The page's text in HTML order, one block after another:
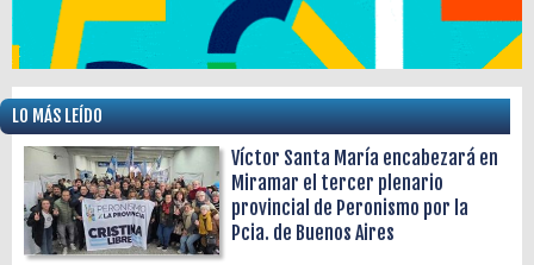
LO MÁS LEÍDO
Víctor Santa María encabezará en
Miramar el tercer plenario
provincial de Peronismo por la
Pcia. de Buenos Aires